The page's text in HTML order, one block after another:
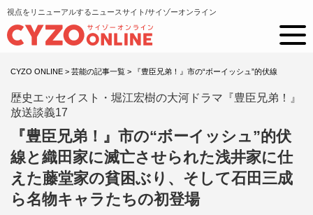
視点をリニューアルするニュースサイト/サイゾーオンライン
CYZO ONLINE > 芸能の記事一覧 > 『豊臣兄弟！』市の“ボーイッシュ”的伏線
歴史エッセイスト・堀江宏樹の大河ドラマ『豊臣兄弟！』
放送談義17
『豊臣兄弟！』市の“ボーイッシュ”的伏
線と織田家に滅亡させられた浅井家に仕
えた藤堂家の貧困ぶり、そして石田三成
ら名物キャラたちの初登場